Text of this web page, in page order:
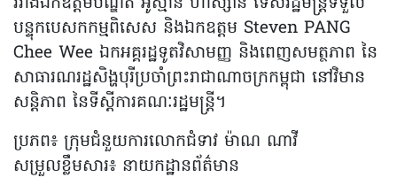
បន្ទុកបេសកកម្មពិសេស និងឯកឧត្តម Steven PANG
Chee Wee ឯកអគ្គរដ្ឋទូតវិសាមញ្ញ និងពេញសមត្ថភាព នៃ
សាធារណរដ្ឋសិង្ហបុរីប្រចាំព្រះរាជាណាចក្រកម្ពុជា នៅវិមាន
សន្តិភាព នៃទីស្ដីការគណៈរដ្ឋមន្ត្រី។
ប្រភព៖ ក្រុមជំនួយការលោកជំទាវ ម៉ាណ ណាវី
សម្រួលខ្លឹមសារ៖ នាយកដ្ឋានព័ត៌មាន